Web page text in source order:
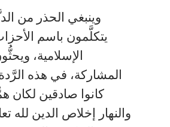
وينبغي الحذر من
يتكلَّمون باسم
الإسلامية،
المشاركة، في هذه
كانوا صادقين لكان
والنهار إخلاص الدين لله